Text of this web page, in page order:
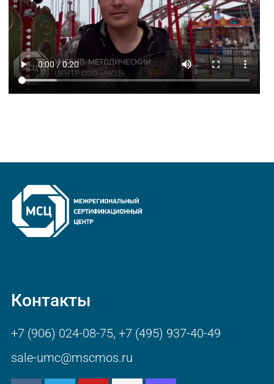
Контакты
+7 (906) 024-08-75, +7 (495) 937-40-49
sale-umc@mscmos.ru